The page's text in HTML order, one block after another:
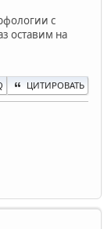
с
оставим на
ЦИТИРОВАТЬ